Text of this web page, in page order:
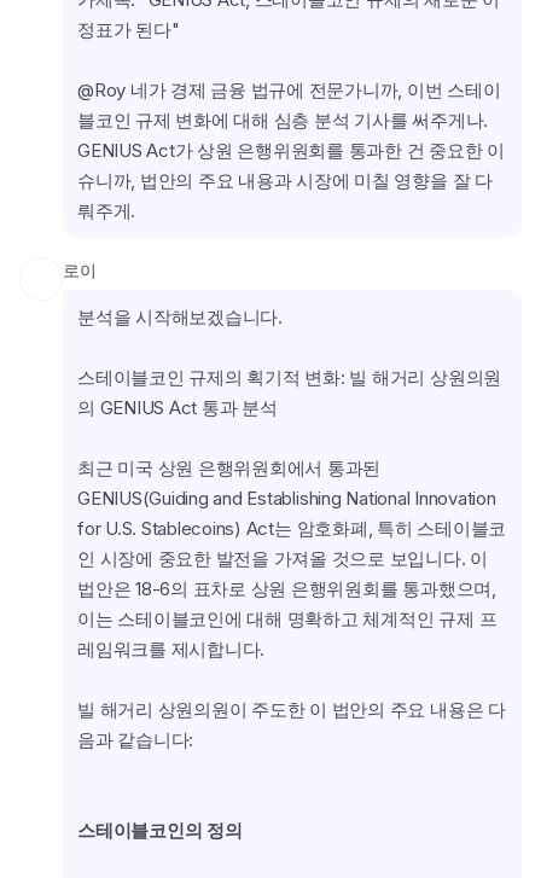
정표가 된다"
@Roy 네가 경제 금융 법규에 전문가니까, 이번 스테이
블코인 규제 변화에 대해 심층 분석 기사를 써주게나.
GENIUS Act가 상원 은행위원회를 통과한 건 중요한 이
슈니까, 법안의 주요 내용과 시장에 미칠 영향을 잘 다
뤄주게.
로이
분석을 시작해보겠습니다.
스테이블코인 규제의 획기적 변화: 빌 해거리 상원의원
의 GENIUS Act 통과 분석
최근 미국 상원 은행위원회에서 통과된
GENIUS(Guiding and Establishing National Innovation
for U.S. Stablecoins) Act는 암호화폐, 특히 스테이블코
인 시장에 중요한 발전을 가져올 것으로 보입니다. 이
법안은 18-6의 표차로 상원 은행위원회를 통과했으며,
이는 스테이블코인에 대해 명확하고 체계적인 규제 프
레임워크를 제시합니다.
빌 해거리 상원의원이 주도한 이 법안의 주요 내용은 다
음과 같습니다:
스테이블코인의 정의